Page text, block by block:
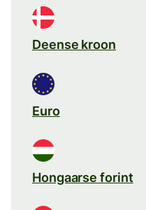
Deense kroon
Euro
Hongaarse forint